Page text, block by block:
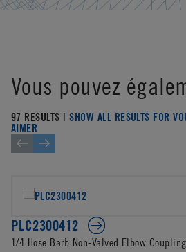
Vous pouvez
97 RESULTS |SHOW ALL RESULTS FOR
AIMER
PLC2300412
1/4 Hose Barb Non-Valved Elbow